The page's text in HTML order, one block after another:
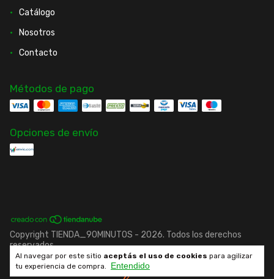
Al navegar por este sitio aceptás el uso de cookies para agilizar
tu experiencia de compra.
Entendido
Catálogo
Nosotros
Contacto
Métodos de pago
Opciones de envío
Copyright TIENDA_90MINUTOS - 2026. Todos los derechos
reservados.
Desarrollado por fenrir.cl